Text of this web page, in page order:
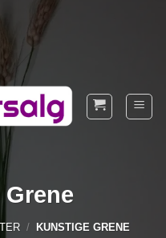
/ KUNSTIGE GRENE